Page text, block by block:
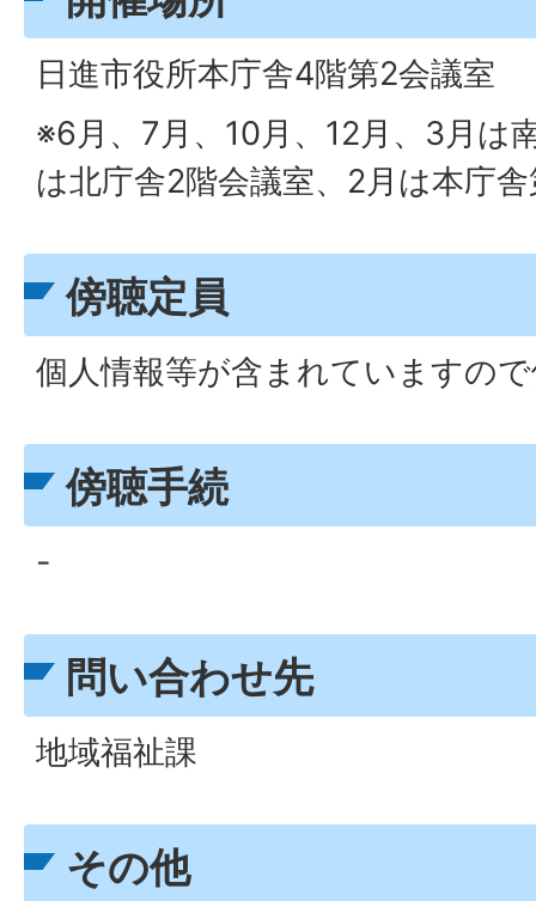
日進市役所本庁舎4階第2会議室
※6月、7月、10月、12月、3月は
は北庁舎2階会議室、2月は本庁
傍聴定員
個人情報等が含まれていますの
傍聴手続
-
問い合わせ先
地域福祉課
その他